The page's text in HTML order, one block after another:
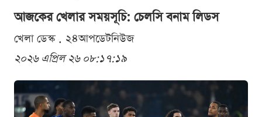
আজকের খেলার সময়সূচি: চেলসি বনাম লিডস
খেলা ডেস্ক . ২৪আপডেটনিউজ
২০২৬ এপ্রিল ২৬ ০৮:১৭:১৯